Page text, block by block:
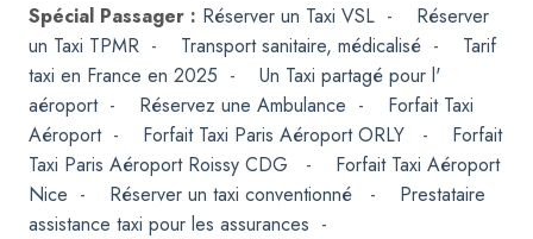
Spécial Passager : Réserver un Taxi VSL - Réserver
un Taxi TPMR - Transport sanitaire, médicalisé - Tarif
taxi en France en 2025 - Un Taxi partagé pour l'
aéroport- Réservez une Ambulance - Forfait Taxi
Aéroport- Forfait Taxi Paris Aéroport ORLY - Forfait
Taxi Paris Aéroport Roissy CDG
- Forfait Taxi Aéroport
Nice - Réserver un taxi conventionné - Prestataire
assistance taxi pour les assurances -